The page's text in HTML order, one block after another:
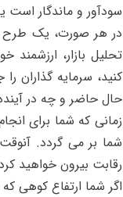
سودآور و ماندگار است
تحلیل بازار،
کنید، سرمایه گذاران
حال حاضر و چه در
زمانی که شما برای
شما بر می گردد.
رقابت بیرون خواهید
اگر شما ارتفاع کوهی